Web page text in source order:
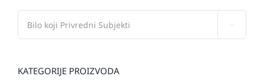
KATEGORIJE PROIZVODA